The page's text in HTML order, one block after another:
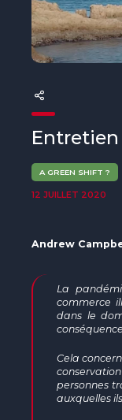
Beyond Plastic Med
Initiative Homme -
The Green Shift
A GREEN SHIFT ?
12 JUILLET 2020
Andrew
La
commerce
dans le
Cela
personnes
auxquelles